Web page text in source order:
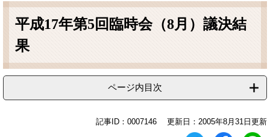
本
平成17年第5回臨時会（8月）議決結
果
ページ内目次
記事ID：0007146 更新日：2005年8月31日更新